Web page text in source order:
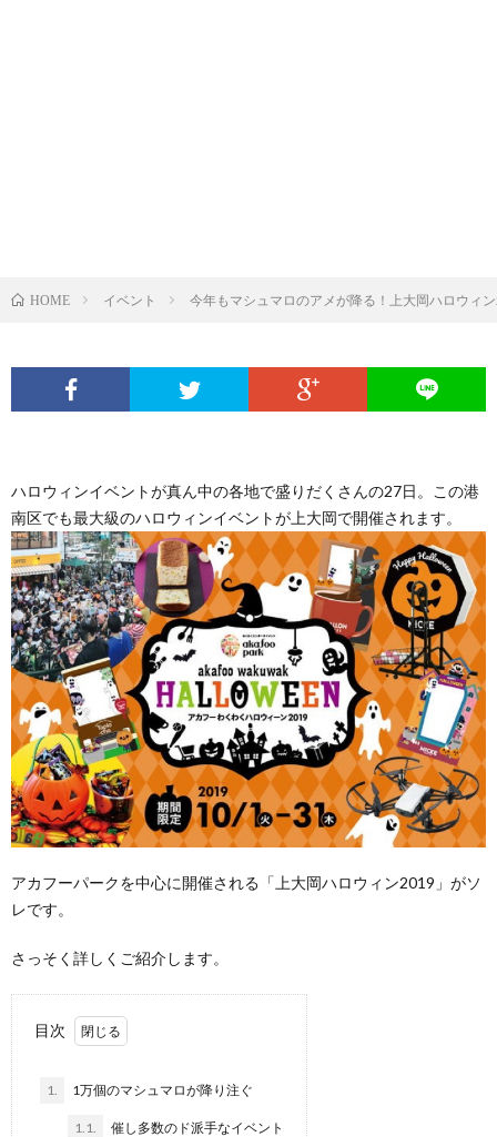
HOME イベント 今年もマシュマロのアメが降る！上大岡ハロウィ
ハロウィンイベントが真ん中の各地で盛りだくさんの27日。この港
南区でも最大級のハロウィンイベントが上大岡で開催されます。
アカフーパークを中心に開催される「上大岡ハロウィン2019」がソ
レです。
さっそく詳しくご紹介します。
目次
1. 1万個のマシュマロが降り注ぐ
1.1. 催し多数のド派手なイベント